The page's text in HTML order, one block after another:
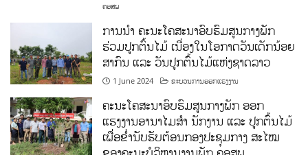
ຄອສພ
ການນໍາ ຄະນະໂຄສະນາອົບຮົມສູນກາງພັກ
ຮ່ວມປູກຕົ້ນໄມ້ ເນື່ອງໃນໂອກາດວັນເດັກນ້ອຍ
ສາກົນ ແລະ ວັນປູກຕົ້ນໄມ້ແຫ່ງຊາດລາວ
1 June 2024 ຂະບວນການອອກແຮງງານ
ຄະນະໂຄສະນາອົບຮົມສູນກາງພັກ ອອກ
ແຮງງານອານາໄມສໍາ ນັກງານ ແລະ ປູກຕົ້ນໄມ້
ເພື່ອຂໍ່ານັບຮັບຕ້ອນກອງປະຊຸມກາງ ສະໄໝ